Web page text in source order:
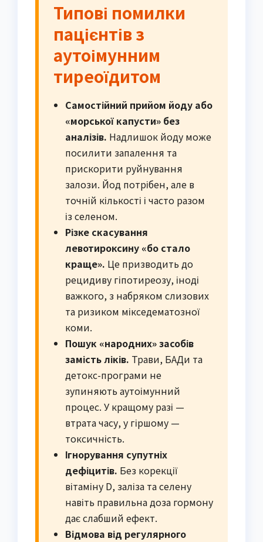
Типові помилки
пацієнтів з
аутоімунним
тиреоїдитом
Самостійний прийом йоду або
«морської капусти» без
аналізів. Надлишок йоду може
посилити запалення та
прискорити руйнування
залози. Йод потрібен, але в
точній кількості і часто разом
із селеном.
Різке скасування
левотироксину «бо стало
краще». Це призводить до
рецидиву гіпотиреозу, іноді
важкого, з набряком слизових
та ризиком мікседематозної
коми.
Пошук «народних» засобів
замість ліків. Трави, БАДи та
детокс-програми не
зупиняють аутоімунний
процес. У кращому разі —
втрата часу, у гіршому —
токсичність.
Ігнорування супутніх
дефіцитів. Без корекції
вітаміну D, заліза та селену
навіть правильна доза гормону
дає слабший ефект.
Відмова від регулярного